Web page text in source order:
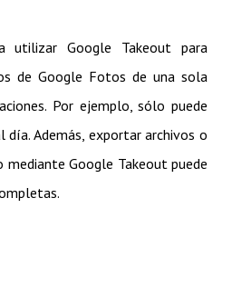
utilizar Google Takeout para
de Google Fotos de una sola
Por ejemplo, sólo puede
día. Además, exportar archivos o
mediante Google Takeout puede